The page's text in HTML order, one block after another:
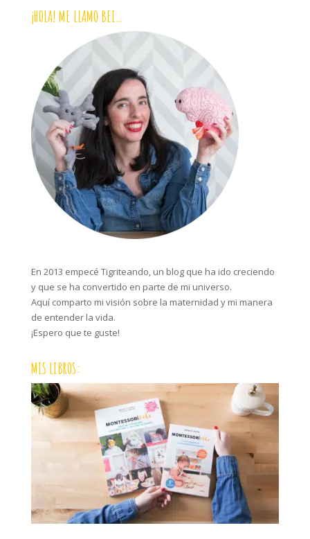
¡HOLA! ME LLAMO BEI…
En 2013 empecé Tigriteando, un blog que ha ido creciendo
y que se ha convertido en parte de mi universo.
Aquí comparto mi visión sobre la maternidad y mi manera
de entender la vida.
¡Espero que te guste!
MIS LIBROS: